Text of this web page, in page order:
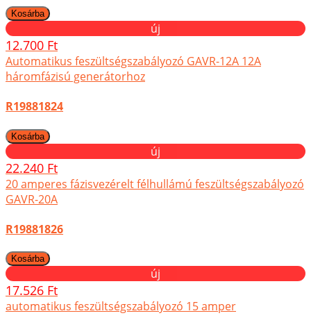
új
12.700 Ft
Automatikus feszültségszabályozó GAVR-12A 12A
háromfázisú generátorhoz
R19881824
új
22.240 Ft
20 amperes fázisvezérelt félhullámú feszültségszabályozó
GAVR-20A
R19881826
új
17.526 Ft
automatikus feszültségszabályozó 15 amper